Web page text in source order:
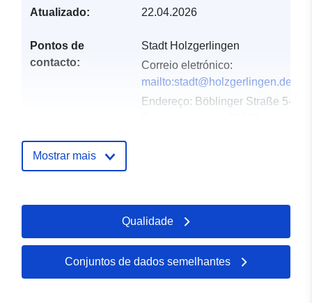
Atualizado: 22.04.2026
Pontos de
contacto:
Stadt Holzgerlingen
Correio eletrónico:
mailto:stadt@holzgerlingen.de
Endereço: Böblinger Straße 5-
Registo do
Acrescentado à data.europa.eu:
02 May 2026
Atualizado em data.europa.eu:
25 July 2026
Mostrar mais
Qualidade
Conjuntos de dados semelhantes